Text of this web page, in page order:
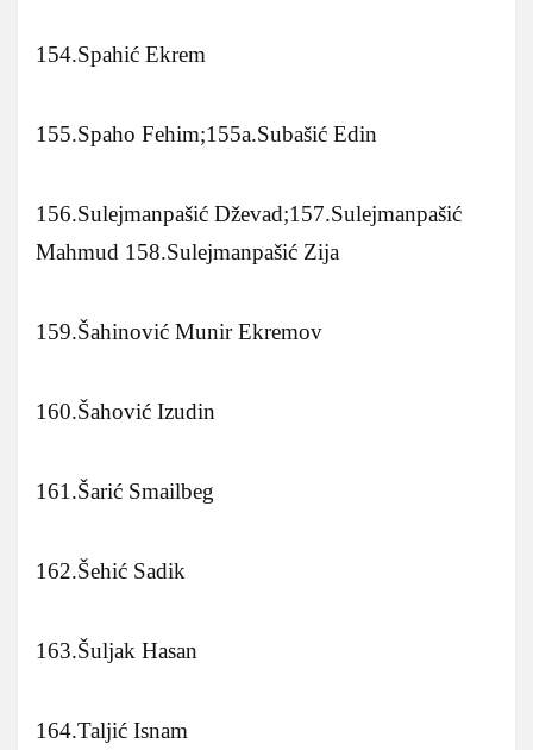
154.Spahić Ekrem
155.Spaho Fehim;155a.Subašić Edin
156.Sulejmanpašić Dževad;157.Sulejmanpašić
Mahmud 158.Sulejmanpašić Zija
159.Šahinović Munir Ekremov
160.Šahović Izudin
161.Šarić Smailbeg
162.Šehić Sadik
163.Šuljak Hasan
164.Taljić Isnam